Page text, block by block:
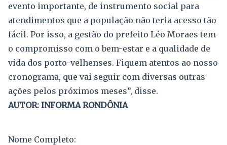
evento importante, de instrumento social para
atendimentos que a população não teria acesso tão
fácil. Por isso, a gestão do prefeito Léo Moraes tem
o compromisso com o bem-estar e a qualidade de
vida dos porto-velhenses. Fiquem atentos ao nosso
cronograma, que vai seguir com diversas outras
ações pelos próximos meses”, disse.
AUTOR: INFORMA RONDÔNIA
Nome Completo: